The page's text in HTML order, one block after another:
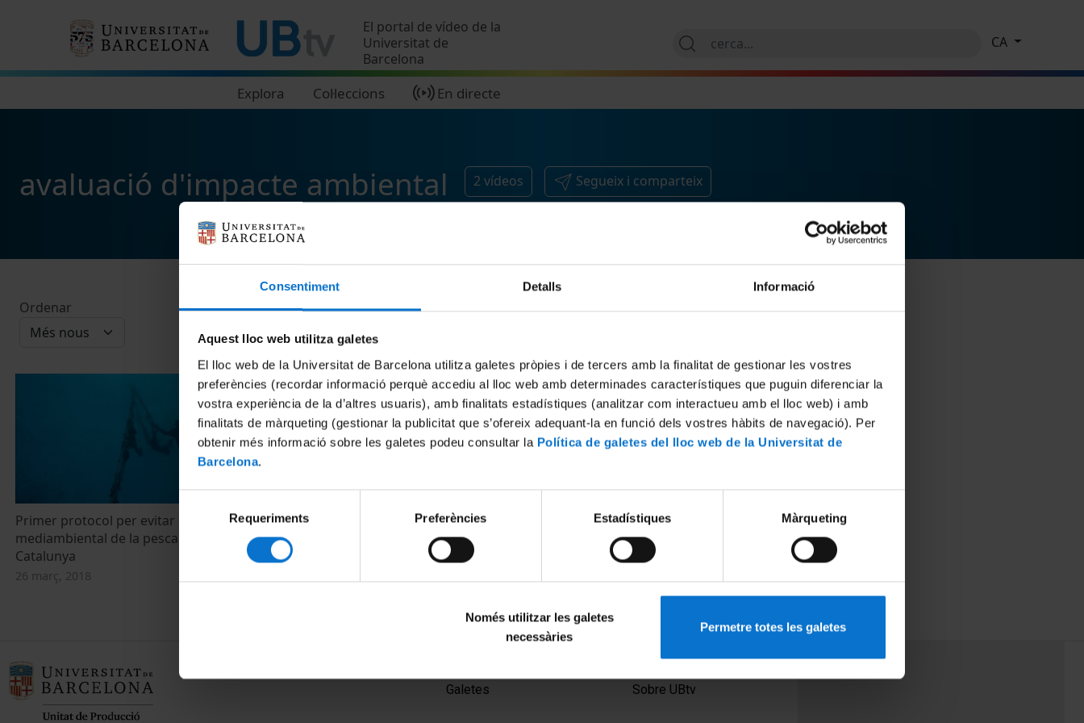
Consentiment Detalls Informació
Aquest lloc web utilitza galetes
El lloc web de la Universitat de Barcelona utilitza galetes pròpies i de tercers amb la finalitat de gestionar les vostres
preferències (recordar informació perquè accediu al lloc web amb determinades característiques que puguin diferenciar la
vostra experiència de la d’altres usuaris), amb finalitats estadístiques (analitzar com interactueu amb el lloc web) i amb
finalitats de màrqueting (gestionar la publicitat que s’ofereix adequant-la en funció dels vostres hàbits de navegació). Per
obtenir més informació sobre les galetes podeu consultar la Política de galetes del lloc web de la Universitat de
Barcelona.
consentiment
Requeriments Preferències Estadístiques Màrqueting
Només utilitzar les galetes
necessàries
Permetre totes les galetes
El portal de vídeo de la
Universitat de
Barcelona
Explora Col·leccions En directe
CA
avaluació d'impacte ambiental 2 vídeos Segueix i comparteix
Ordenar
Primer protocol per evitar l'impacte
mediambiental de la pesca fantasma a
Catalunya
26 març, 2018
Evaluation of the impact of ambient
temperatures on work-related injuries in
Spain
Galetes
PEU 2
Sobre UBtv
PEU 3